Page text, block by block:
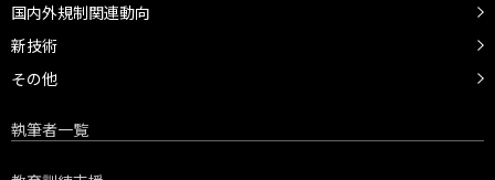
国内外規制関連動向
新技術
その他
執筆者一覧